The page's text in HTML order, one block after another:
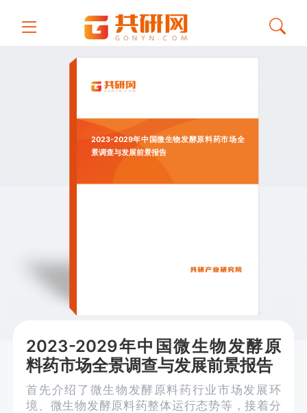
2023-2029年中国微生物发酵原料药市场全
景调查与发展前景报告
2023-2029年中国微生物发酵原
料药市场全景调查与发展前景报告
首先介绍了微生物发酵原料药行业市场发展环
境、微生物发酵原料药整体运行态势等，接着分